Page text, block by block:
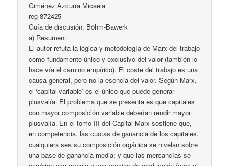
Giménez Azcurra Micaela
reg 872425
Guía de discusión: Böhm-Bawerk
a) Resumen:
El autor refuta la lógica y metodología de Marx del trabajo
como fundamento único y exclusivo del valor (también lo
hace vía el camino empírico). El coste del trabajo es una
causa general, pero no la esencia del valor. Según Marx,
el ‘capital variable’ es el único que puede generar
plusvalía. El problema que se presenta es que capitales
con mayor composición variable deberían rendir mayor
plusvalía. En el tomo III del Capital Marx sostiene que,
en competencia, las cuotas de ganancia de los capitales,
cualquiera sea su composición orgánica se nivelan sobre
una base de ganancia media; y que las mercancías se